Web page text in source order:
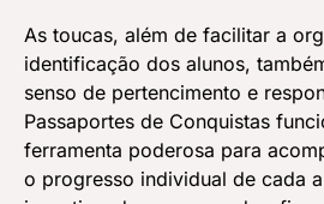
As toucas, além de facilitar a
identificação dos alunos,
senso de pertencimento e
Passaportes de Conquistas
ferramenta poderosa para
o progresso individual de cada